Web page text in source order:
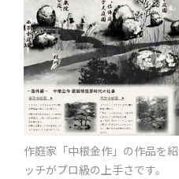
作庭家「中根金作」の作品を
ッチがプロ級の上手さです。